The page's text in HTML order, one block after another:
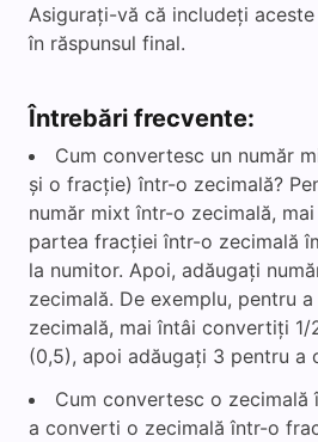
Asigurați-vă că includeți
în răspunsul final.
Întrebări frecvente:
Cum convertesc un număr
și o fracție) într-o zecimală?
număr mixt într-o zecimală,
partea fracției într-o zecimală
la numitor. Apoi, adăugați
zecimală. De exemplu, pentru
zecimală, mai întâi convertiți
(0,5), apoi adăugați 3 pentru a
Cum convertesc o zecimală
a converti o zecimală într-o